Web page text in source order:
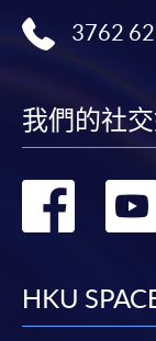
費以及所
申請學歷
表可向報
表格後，
往報名中
報讀同一
3762
我們的社
轉
HKU